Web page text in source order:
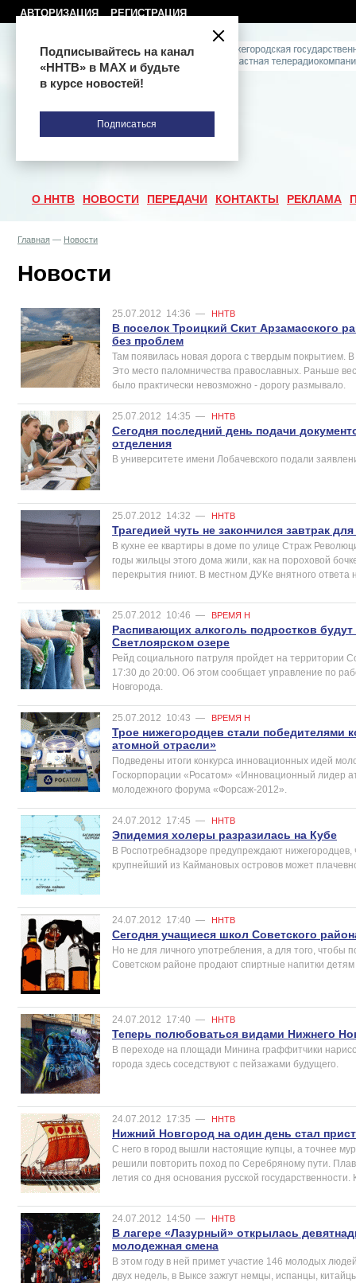
АВТОРИЗАЦИЯ РЕГИСТРАЦИЯ
О ННТВ НОВОСТИ ПЕРЕДАЧИ КОНТАКТЫ РЕКЛАМА
Главная — Новости
Новости
25.07.2012 14:36 — ННТВ
В поселок Троицкий Скит Арзамасского
без проблем
Там появилась новая дорога с твердым покрытием.
Это место паломничества православных. Раньше
было практически невозможно - дорогу размывало.
25.07.2012 14:35 — ННТВ
Сегодня последний день подачи
отделения
В университете имени Лобачевского подали
25.07.2012 14:32 — ННТВ
Трагедией чуть не закончился завтрак
В кухне ее квартиры в доме по улице Страж
годы жильцы этого дома жили, как на пороховой
перекрытия гниют. В местном ДУКе внятного ответа
25.07.2012 10:46 — ВРЕМЯ Н
Распивающих алкоголь подростков
Светлоярском озере
Рейд социального патруля пройдет на территории
17:30 до 20:00. Об этом сообщает управление по
Новгорода.
25.07.2012 10:43 — ВРЕМЯ Н
Трое нижегородцев стали победителями
атомной отрасли»
Подведены итоги конкурса инновационных идей
Госкорпорации «Росатом» «Инновационный лидер
молодежного форума «Форсаж-2012».
24.07.2012 17:45 — ННТВ
Эпидемия холеры разразилась на Кубе
В Роспотребнадзоре предупреждают нижегородцев,
крупнейший из Каймановых островов может
24.07.2012 17:40 — ННТВ
Сегодня учащиеся школ Советского
Но не для личного употребления, а для того, чтобы
Советском районе продают спиртные напитки
24.07.2012 17:40 — ННТВ
Теперь полюбоваться видами Нижнего
В переходе на площади Минина граффитчики
города здесь соседствуют с пейзажами будущего.
24.07.2012 17:35 — ННТВ
Нижний Новгород на один день стал
С него в город вышли настоящие купцы, а точнее
решили повторить поход по Серебряному пути.
летия со дня основания русской
24.07.2012 14:50 — ННТВ
В лагере «Лазурный» открылась
молодежная смена
В этом году в ней примет участие 146 молодых
двух недель, в Выксе зажгут немцы, испанцы,
Подписывайтесь на канал
«ННТВ» в МАХ и будьте
в курсе новостей!
Подписаться